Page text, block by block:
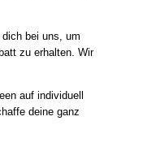
dich bei uns, um
zu erhalten. Wir
auf individuell
deine ganz